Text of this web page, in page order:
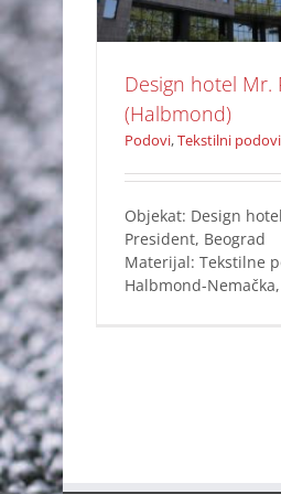
Design hotel Mr.
(Halbmond)
Podovi,Tekstilni podovi
Objekat: Design
President, Beograd
Materijal: Tekstilne
Halbmond-